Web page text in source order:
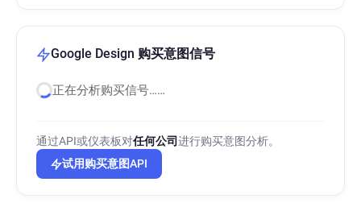
Google Design 购买意图信号
正在分析购买信号……
通过API或仪表板对任何公司进行购买意图分析。
试用购买意图API